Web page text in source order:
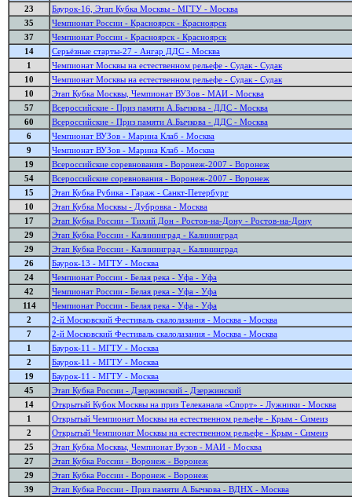
23
Баурок-16, Этап Кубка Москвы - МГТУ - Москва
35
Чемпионат России - Красноярск - Красноярск
37
Чемпионат России - Красноярск - Красноярск
14
Серьёзные старты-27 - Ангар ДДС - Москва
1
Чемпионат Москвы на естественном рельефе - Судак - Судак
10
Чемпионат Москвы на естественном рельефе - Судак - Судак
10
Этап Кубка Москвы, Чемпионат ВУЗов - МАИ - Москва
57
Всероссийские - Приз памяти А.Бычкова - ДДС - Москва
60
Всероссийские - Приз памяти А.Бычкова - ДДС - Москва
6
Чемпионат ВУЗов - Марина Клаб - Москва
9
Чемпионат ВУЗов - Марина Клаб - Москва
19
Всероссийские соревнования - Воронеж-2007 - Воронеж
54
Всероссийские соревнования - Воронеж-2007 - Воронеж
15
Этап Кубка Рубика - Гараж - Санкт-Петербург
10
Этап Кубка Москвы - Дубровка - Москва
17
Этап Кубка России - Тихий Дон - Ростов-на-Дону - Ростов-на-Дону
29
Этап Кубка России - Калининград - Калининград
29
Этап Кубка России - Калининград - Калининград
26
Баурок-13 - МГТУ - Москва
24
Чемпионат России - Белая река - Уфа - Уфа
42
Чемпионат России - Белая река - Уфа - Уфа
114
Чемпионат России - Белая река - Уфа - Уфа
2
2-й Московский Фестиваль скалолазания - Москва - Москва
7
2-й Московский Фестиваль скалолазания - Москва - Москва
1
Баурок-11 - МГТУ - Москва
2
Баурок-11 - МГТУ - Москва
19
Баурок-11 - МГТУ - Москва
45
Этап Кубка России - Дзержинский - Дзержинский
14
Открытый Кубок Москвы на приз Телеканала «Спорт» - Лужники - Москва
1
Открытый Чемпионат Москвы на естественном рельефе - Крым - Симеиз
2
Открытый Чемпионат Москвы на естественном рельефе - Крым - Симеиз
25
Этап Кубка Москвы, Чемпионат Вузов - МАИ - Москва
27
Этап Кубка России - Воронеж - Воронеж
29
Этап Кубка России - Воронеж - Воронеж
39
Этап Кубка России - Приз памяти А.Бычкова - ВДНХ - Москва